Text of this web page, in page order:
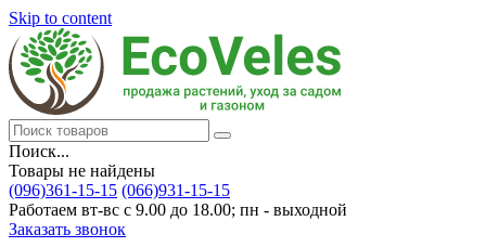
Skip to content
Поиск...
Товары не найдены
(096)361-15-15 (066)931-15-15
Работаем вт-вс с 9.00 до 18.00; пн - выходной
Заказать звонок